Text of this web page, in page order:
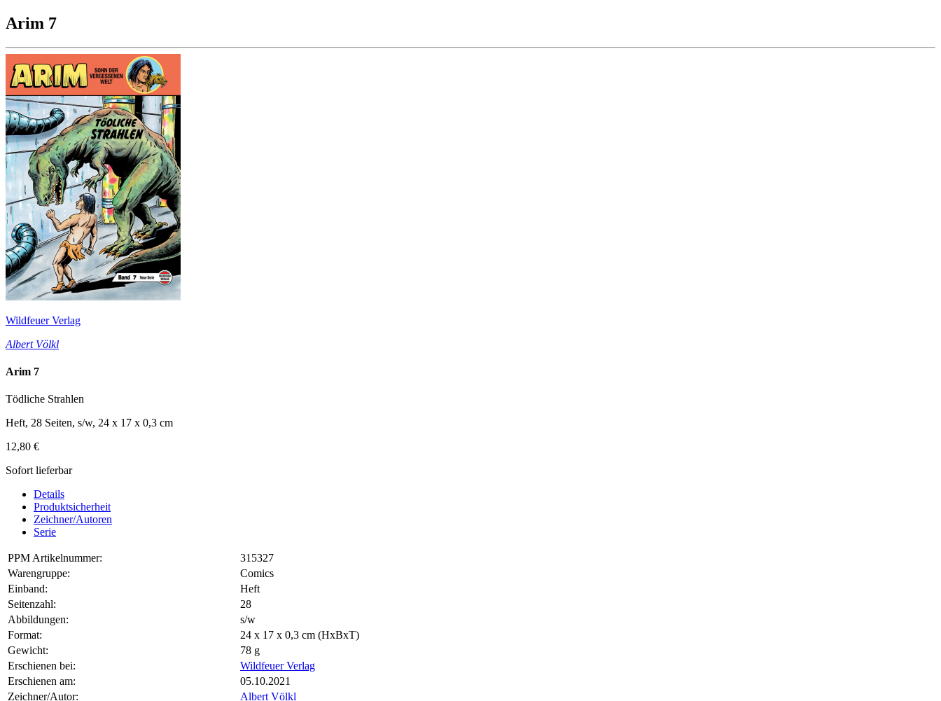
Arim 7
Wildfeuer Verlag
Albert Völkl
Arim 7
Tödliche Strahlen
Heft, 28 Seiten, s/w, 24 x 17 x 0,3 cm
12,80 €
Sofort lieferbar
Details
Produktsicherheit
Zeichner/Autoren
Serie
PPM Artikelnummer:
315327
Warengruppe:
Comics
Einband:
Heft
Seitenzahl:
28
Abbildungen:
s/w
Format:
24 x 17 x 0,3 cm (HxBxT)
Gewicht:
78 g
Erschienen bei:
Wildfeuer Verlag
Erschienen am:
05.10.2021
Zeichner/Autor:
Albert Völkl